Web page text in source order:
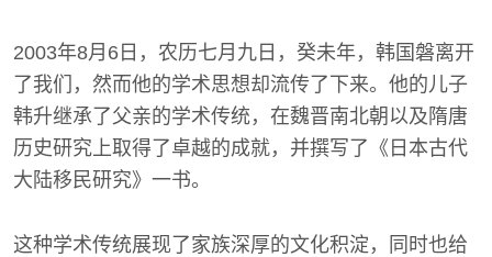
2003年8月6日，农历七月九日，癸未年，韩国磐离开
了我们，然而他的学术思想却流传了下来。他的儿子
韩升继承了父亲的学术传统，在魏晋南北朝以及隋唐
历史研究上取得了卓越的成就，并撰写了《日本古代
大陆移民研究》一书。
这种学术传统展现了家族深厚的文化积淀，同时也给